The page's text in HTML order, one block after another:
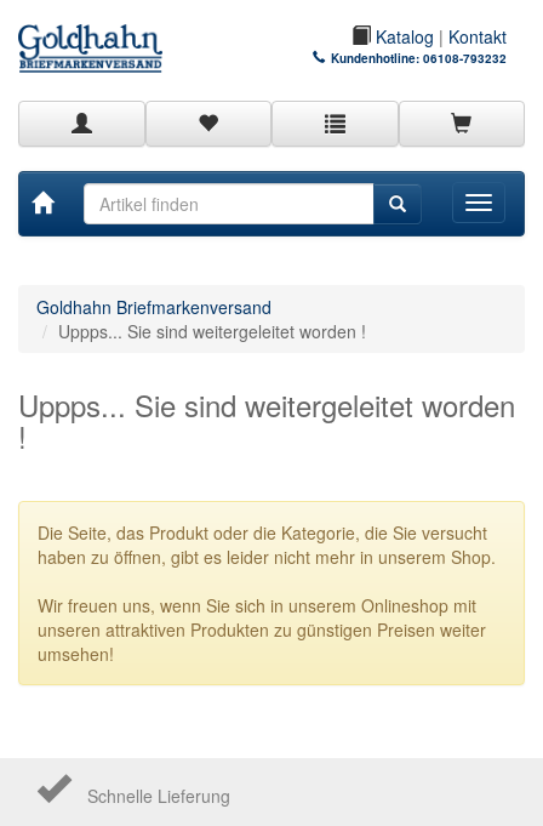
Katalog | Kontakt
Kundenhotline: 06108-793232
Toggle
Goldhahn Briefmarkenversand
Uppps... Sie sind weitergeleitet worden !
Uppps... Sie sind weitergeleitet worden
!
Die Seite, das Produkt oder die Kategorie, die Sie versucht
haben zu öffnen, gibt es leider nicht mehr in unserem Shop.
Wir freuen uns, wenn Sie sich in unserem Onlineshop mit
unseren attraktiven Produkten zu günstigen Preisen weiter
umsehen!
Schnelle Lieferung